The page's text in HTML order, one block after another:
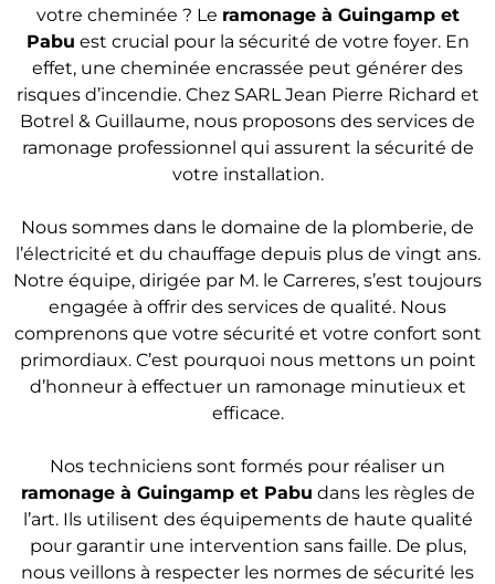
votre cheminée ? Le ramonage à Guingamp et
Pabu est crucial pour la sécurité de votre foyer. En
effet, une cheminée encrassée peut générer des
risques d’incendie. Chez SARL Jean Pierre Richard et
Botrel & Guillaume, nous proposons des services de
ramonage professionnel qui assurent la sécurité de
votre installation.
Nous sommes dans le domaine de la plomberie, de
l’électricité et du chauffage depuis plus de vingt ans.
Notre équipe, dirigée par M. le Carreres, s’est toujours
engagée à offrir des services de qualité. Nous
comprenons que votre sécurité et votre confort sont
primordiaux. C’est pourquoi nous mettons un point
d’honneur à effectuer un ramonage minutieux et
efficace.
Nos techniciens sont formés pour réaliser un
ramonageà Guingamp et Pabu dans les règles de
l’art. Ils utilisent des équipements de haute qualité
pour garantir une intervention sans faille. De plus,
nous veillons à respecter les normes de sécurité les